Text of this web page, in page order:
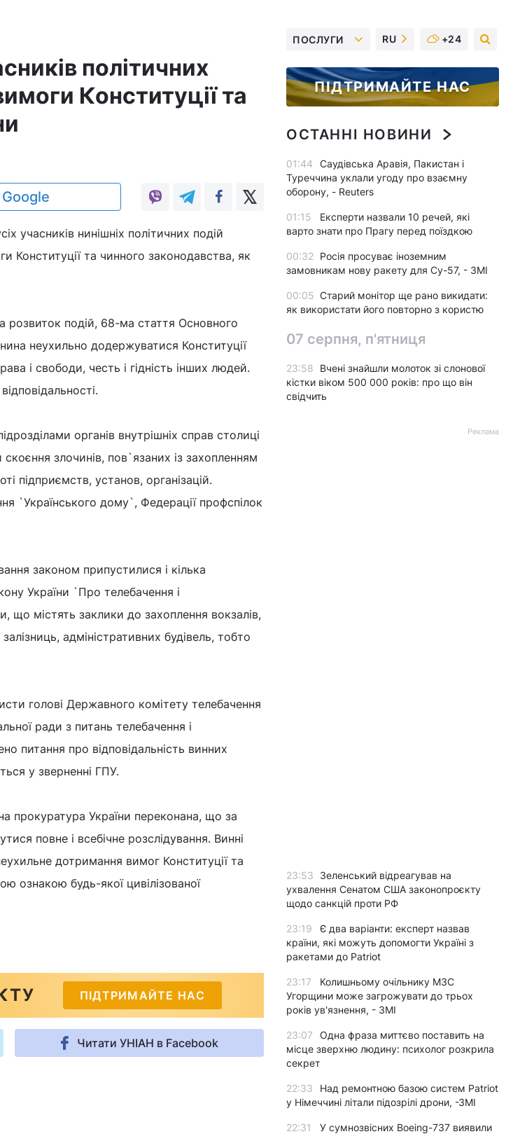
політичних
Конституції та
учасників нинішніх політичних подій
Конституції та чинного законодавства, як
подій, 68-ма стаття Основного
неухильно додержуватися Конституції
і свободи, честь і гідність інших людей.
органів внутрішніх справ столиці
злочинів, пов`язаних із захопленням
підприємств, установ, організацій.
`Українського дому`, Федерації профспілок
законом припустилися і кілька
України `Про телебачення і
містять заклики до захоплення вокзалів,
адміністративних будівель, тобто
голові Державного комітету телебачення
ради з питань телебачення і
питання про відповідальність винних
у зверненні ГПУ.
прокуратура України переконана, що за
повне і всебічне розслідування. Винні
дотримання вимог Конституції та
ознакою будь-якої цивілізованої
ПІДТРИМАЙТЕ НАС
Читати УНІАН в Facebook
ПОСЛУГИ RU +24
ПІДТРИМАЙТЕ НАС
ОСТАННІ НОВИНИ
01:44
Саудівська Аравія, Пакистан і
Туреччина уклали угоду про взаємну
оборону, - Reuters
01:15
Експерти назвали 10 речей, які
варто знати про Прагу перед поїздкою
00:32
Росія просуває іноземним
замовникам нову ракету для Су-57, - ЗМІ
00:05 Старий монітор ще рано викидати:
як використати його повторно з користю
07 серпня, п'ятниця
23:58
Вчені знайшли молоток зі слонової
кістки віком 500 000 років: про що він
свідчить
Реклама
23:53
Зеленський відреагував на
ухвалення Сенатом США законопроєкту
щодо санкцій проти РФ
23:19
Є два варіанти: експерт назвав
країни, які можуть допомогти Україні з
ракетами до Patriot
23:17
Колишньому очільнику МЗС
Угорщини може загрожувати до трьох
років ув'язнення, - ЗМІ
23:07
Одна фраза миттєво поставить на
місце зверхню людину: психолог розкрила
секрет
22:33
Над ремонтною базою систем Patriot
у Німеччині літали підозрілі дрони, -ЗМІ
22:31
У сумнозвісних Boeing-737 виявили